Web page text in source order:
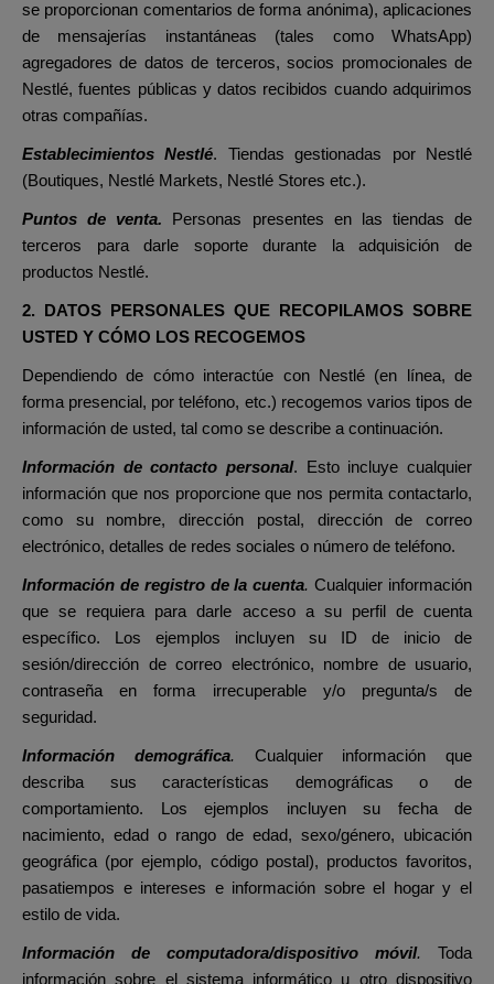
se proporcionan comentarios de forma anónima), aplicaciones
de mensajerías instantáneas (tales como WhatsApp)
agregadores de datos de terceros, socios promocionales de
Nestlé, fuentes públicas y datos recibidos cuando adquirimos
otras compañías.
Establecimientos Nestlé. Tiendas gestionadas por Nestlé
(Boutiques, Nestlé Markets, Nestlé Stores etc.).
Puntos de venta.
Personas presentes en las tiendas de
terceros para darle soporte durante la adquisición de
productos Nestlé.
2. DATOS PERSONALES QUE RECOPILAMOS SOBRE
USTED Y CÓMO LOS RECOGEMOS
Dependiendo de cómo interactúe con Nestlé (en línea, de
forma presencial, por teléfono, etc.) recogemos varios tipos de
información de usted, tal como se describe a continuación.
Información de contacto personal. Esto incluye cualquier
información que nos proporcione que nos permita contactarlo,
como su nombre, dirección postal, dirección de correo
electrónico, detalles de redes sociales o número de teléfono.
Información de registro de la cuenta.Cualquier información
que se requiera para darle acceso a su perfil de cuenta
específico. Los ejemplos incluyen su ID de inicio de
sesión/dirección de correo electrónico, nombre de usuario,
contraseña en forma irrecuperable y/o pregunta/s de
seguridad.
Información demográfica. Cualquier información que
describa sus características demográficas o de
comportamiento. Los ejemplos incluyen su fecha de
nacimiento, edad o rango de edad, sexo/género, ubicación
geográfica (por ejemplo, código postal), productos favoritos,
pasatiempos e intereses e información sobre el hogar y el
estilo de vida.
Información de computadora/dispositivo móvil. Toda
información sobre el sistema informático u otro dispositivo